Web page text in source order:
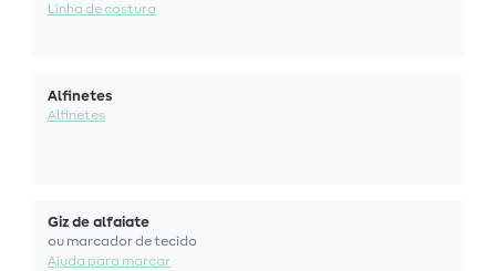
Linha de costura
Alfinetes
Alfinetes
Giz de alfaiate
ou marcador de tecido
Ajuda para marcar